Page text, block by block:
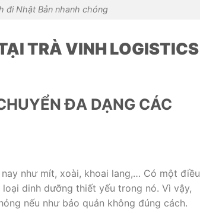
đi Nhật Bản nhanh chóng
TRÀ VINH LOGISTICS
ĐA DẠNG CÁC
như mít, xoài, khoai lang,… Có một điều
dinh dưỡng thiết yếu trong nó. Vì vậy,
nếu như bảo quản không đúng cách.